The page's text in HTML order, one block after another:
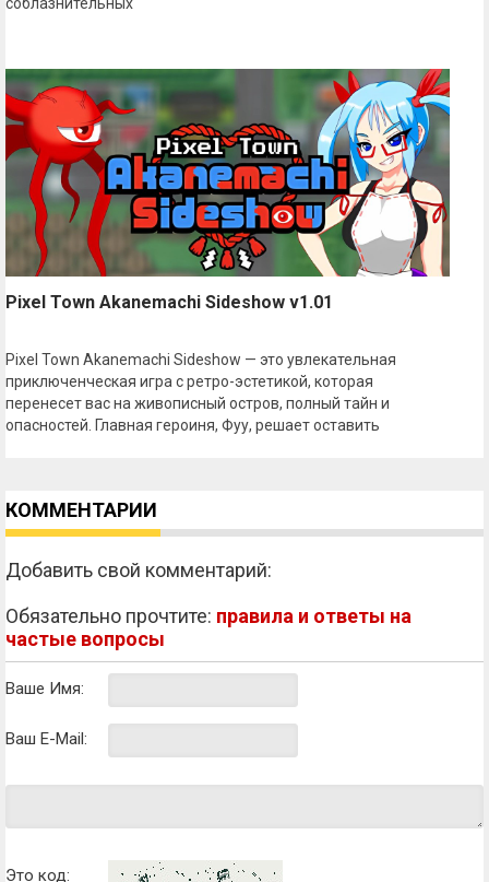
соблазнительных
Pixel Town Akanemachi Sideshow v1.01
Pixel Town Akanemachi Sideshow — это увлекательная
приключенческая игра с ретро-эстетикой, которая
перенесет вас на живописный остров, полный тайн и
опасностей. Главная героиня, Фуу, решает оставить
КОММЕНТАРИИ
Добавить свой комментарий:
Обязательно прочтите: правила и ответы на
частые вопросы
Ваше Имя:
Ваш E-Mail:
Это код: